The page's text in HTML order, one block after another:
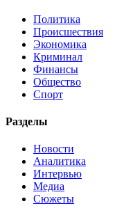
Политика
Происшествия
Экономика
Криминал
Финансы
Общество
Спорт
Разделы
Новости
Аналитика
Интервью
Медиа
Сюжеты